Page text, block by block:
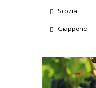
Scozia
Giappone